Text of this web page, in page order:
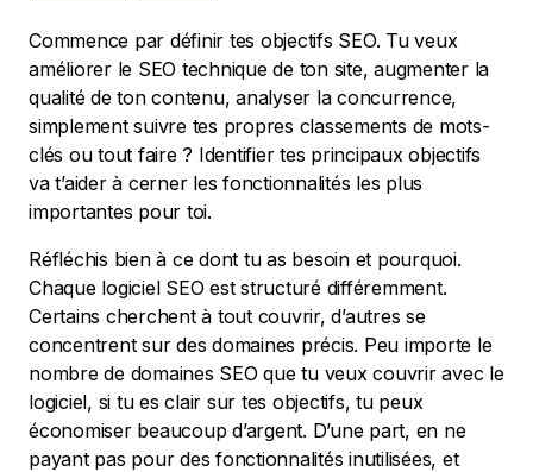
Commence par définir tes objectifs SEO. Tu veux
améliorer le SEO technique de ton site, augmenter la
qualité de ton contenu, analyser la concurrence,
simplement suivre tes propres classements de mots-
clés ou tout faire ? Identifier tes principaux objectifs
va t’aider à cerner les fonctionnalités les plus
importantes pour toi.
Réfléchis bien à ce dont tu as besoin et pourquoi.
Chaque logiciel SEO est structuré différemment.
Certains cherchent à tout couvrir, d’autres se
concentrent sur des domaines précis. Peu importe le
nombre de domaines SEO que tu veux couvrir avec le
logiciel, si tu es clair sur tes objectifs, tu peux
économiser beaucoup d’argent. D’une part, en ne
payant pas pour des fonctionnalités inutilisées, et